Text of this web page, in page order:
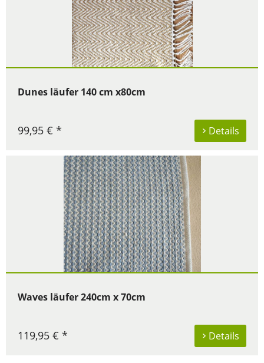
Dunes läufer 140 cm x80cm
Details
99,95 € *
Waves läufer 240cm x 70cm
Details
119,95 € *